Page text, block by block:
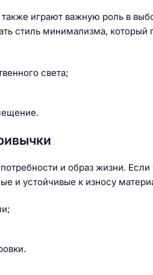
играют важную роль в
стиль минимализма,
света;
и образ жизни.
и устойчивые к износу